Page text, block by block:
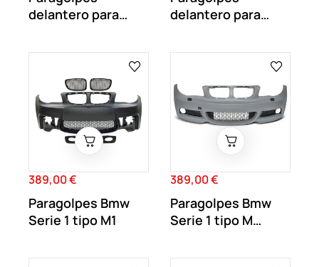
delantero para
E82...
delantero para
E82...
Precio
389,00 €
Paragolpes Bmw
Serie 1 tipo M1
Precio
389,00 €
Paragolpes Bmw
Serie 1 tipo M